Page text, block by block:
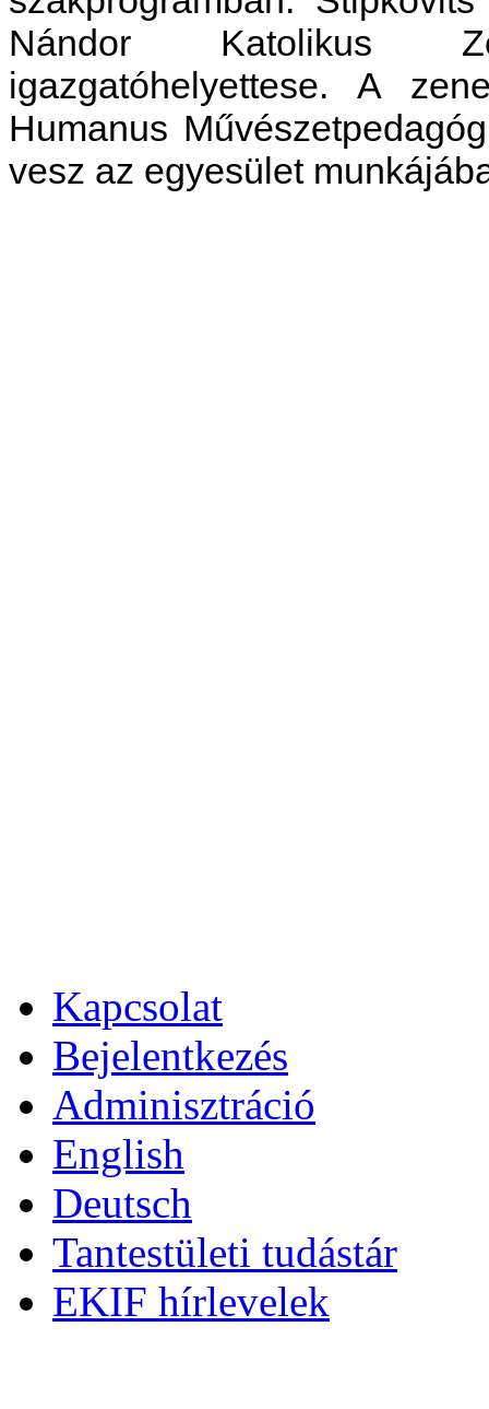
Nándor Katolikus
igazgatóhelyettese. A
Humanus
vesz az egyesület
Kapcsolat
Bejelentkezés
Adminisztráció
English
Deutsch
Tantestületi tudástár
EKIF hírlevelek